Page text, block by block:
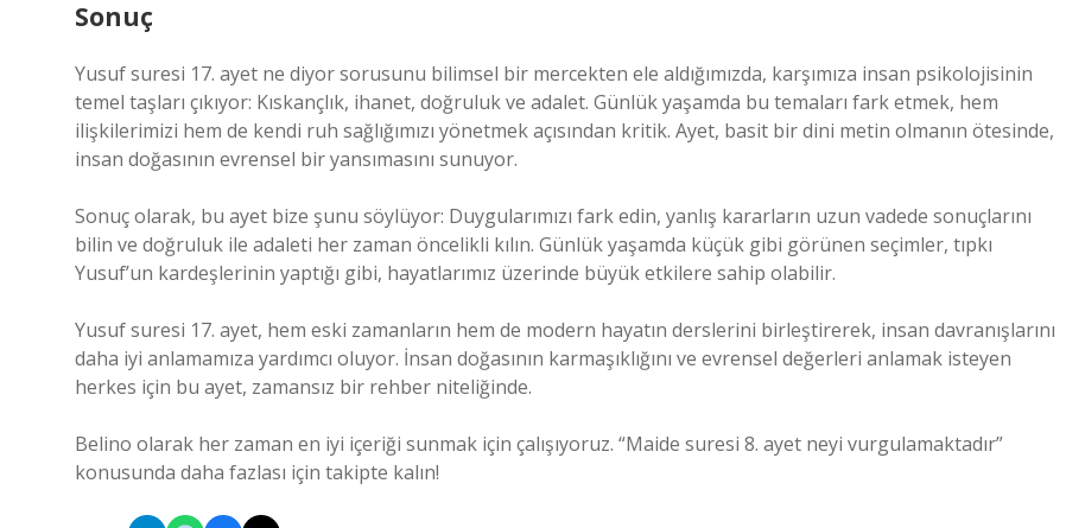
Sonuç
Yusuf suresi 17. ayet ne diyor sorusunu bilimsel bir mercekten ele aldığımızda, karşımıza insan psikolojisinin
temel taşları çıkıyor: Kıskançlık, ihanet, doğruluk ve adalet. Günlük yaşamda bu temaları fark etmek, hem
ilişkilerimizi hem de kendi ruh sağlığımızı yönetmek açısından kritik. Ayet, basit bir dini metin olmanın ötesinde,
insan doğasının evrensel bir yansımasını sunuyor.
Sonuç olarak, bu ayet bize şunu söylüyor: Duygularımızı fark edin, yanlış kararların uzun vadede sonuçlarını
bilin ve doğruluk ile adaleti her zaman öncelikli kılın. Günlük yaşamda küçük gibi görünen seçimler, tıpkı
Yusuf’un kardeşlerinin yaptığı gibi, hayatlarımız üzerinde büyük etkilere sahip olabilir.
Yusuf suresi 17. ayet, hem eski zamanların hem de modern hayatın derslerini birleştirerek, insan davranışlarını
daha iyi anlamamıza yardımcı oluyor. İnsan doğasının karmaşıklığını ve evrensel değerleri anlamak isteyen
herkes için bu ayet, zamansız bir rehber niteliğinde.
Belino olarak her zaman en iyi içeriği sunmak için çalışıyoruz. “Maide suresi 8. ayet neyi vurgulamaktadır”
konusunda daha fazlası için takipte kalın!